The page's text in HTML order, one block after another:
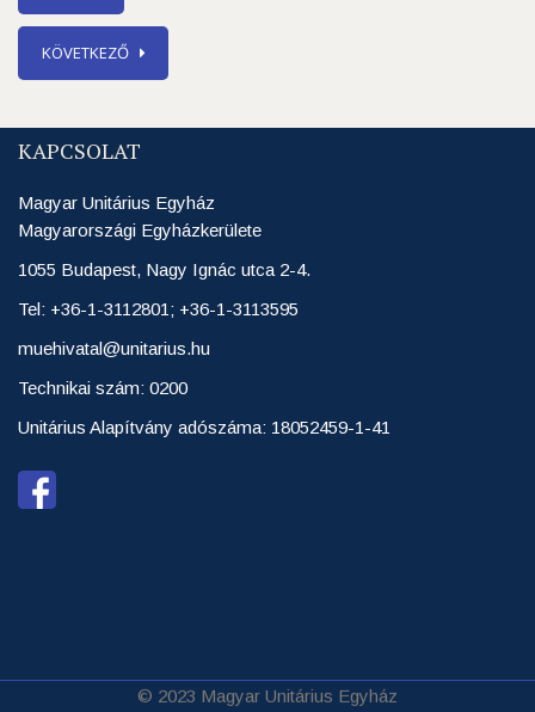
KÖVETKEZŐ
KAPCSOLAT
Magyar Unitárius Egyház
Magyarországi Egyházkerülete
1055 Budapest, Nagy Ignác utca 2-4.
Tel: +36-1-3112801; +36-1-3113595
muehivatal@unitarius.hu
Technikai szám: 0200
Unitárius Alapítvány adószáma: 18052459-1-41
© 2023 Magyar Unitárius Egyház